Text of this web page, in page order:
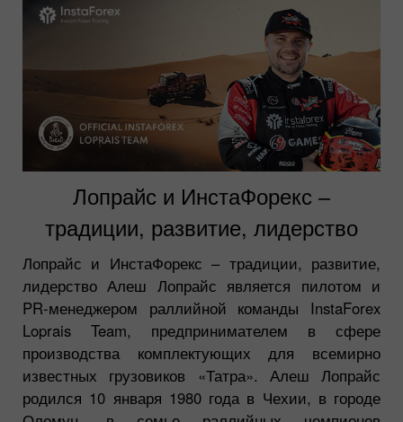
Лопрайс и ИнстаФорекс –
традиции, развитие, лидерство
Лопрайс и ИнстаФорекс – традиции, развитие,
лидерство Алеш Лопрайс является пилотом и
PR-менеджером раллийной команды InstaForex
Loprais Team, предпринимателем в сфере
производства комплектующих для всемирно
известных грузовиков «Татра». Алеш Лопрайс
родился 10 января 1980 года в Чехии, в городе